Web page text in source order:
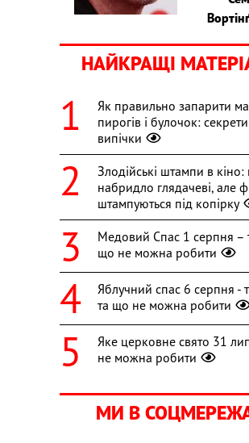
НАЙКРАЩІ
Як правильно запарити
пирогів і булочок:
випічки
Злодійські штампи в
набридло глядачеві, але
штампуються під копірку
Медовий Спас 1 серпня –
що не можна робити
Яблучний спас 6 серпня -
та що не можна робити
Яке церковне свято 31
не можна робити
МИ В